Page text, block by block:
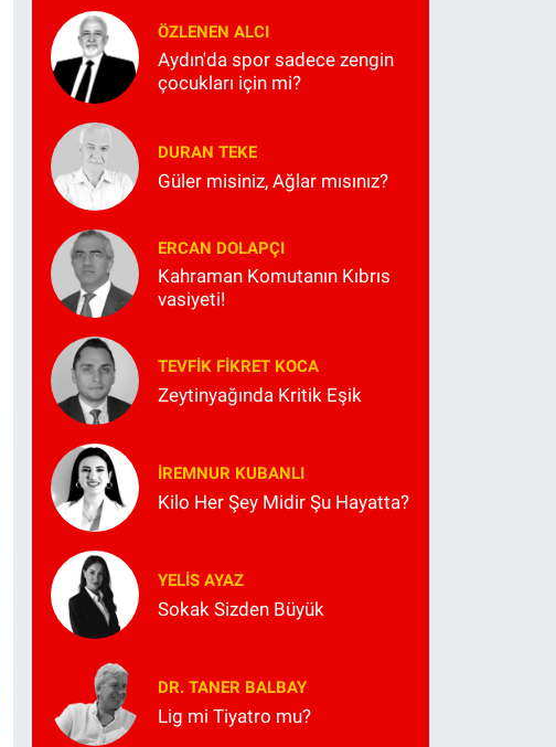
ÖZLENEN ALCI
Aydın'da spor sadece zengin
çocukları için mi?
DURAN TEKE
Güler misiniz, Ağlar mısınız?
ERCAN DOLAPÇI
Kahraman Komutanın Kıbrıs
vasiyeti!
TEVFIK FIKRET KOCA
Zeytinyağında Kritik Eşik
İREMNUR KUBANLI
Kilo Her Şey Midir Şu Hayatta?
YELIS AYAZ
Sokak Sizden Büyük
DR. TANER BALBAY
Lig mi Tiyatro mu?